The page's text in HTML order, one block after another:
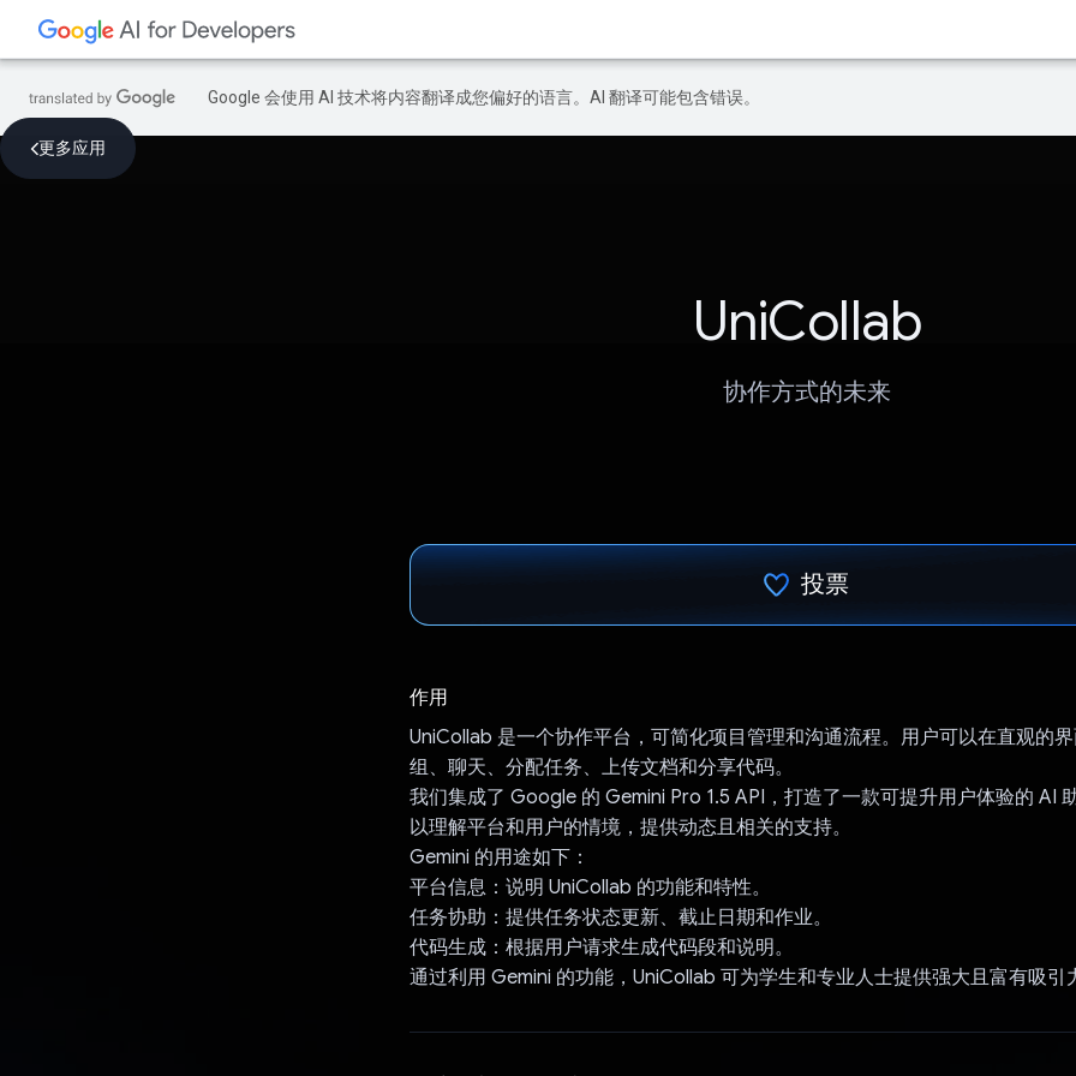
Google 会使用 AI 技术将内容翻译成您偏好的语言。AI 翻译可能包含错误。
更多应用
UniCollab
协作方式的未来
投票
作用
UniCollab 是一个协作平台，可简化项目管理和沟通流程。用户可以在直观的
组、聊天、分配任务、上传文档和分享代码。
我们集成了 Google 的 Gemini Pro 1.5 API，打造了一款可提升用户体验的 AI
以理解平台和用户的情境，提供动态且相关的支持。
Gemini 的用途如下：
平台信息：说明 UniCollab 的功能和特性。
任务协助：提供任务状态更新、截止日期和作业。
代码生成：根据用户请求生成代码段和说明。
通过利用 Gemini 的功能，UniCollab 可为学生和专业人士提供强大且富有吸引